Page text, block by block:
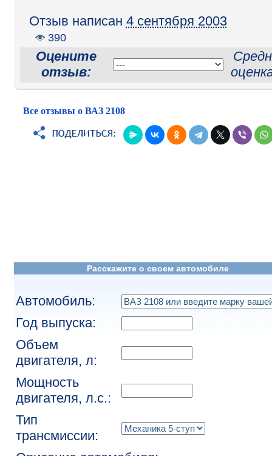
Отзыв написан 4 сентября 2003
390
Оцените
отзыв:
Все отзывы о ВАЗ 2108
Расскажите о своем автомобиле
Автомобиль:
Год выпуска:
Объем
двигателя, л:
Мощность
двигателя, л.с.:
Тип
трансмиссии: